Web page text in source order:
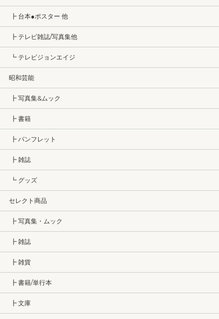
┣ 台本●ポスター 他
┣ テレビ雑誌/写真集他
┗ テレビジョンエイジ
昭和芸能
┣ 写真集&ムック
┣ 書籍
┣ パンフレット
┣ 雑誌
┗ グッズ
セレクト商品
┣ 写真集・ムック
┣ 雑誌
┣ 雑貨
┣ 書籍/単行本
┣ 文庫